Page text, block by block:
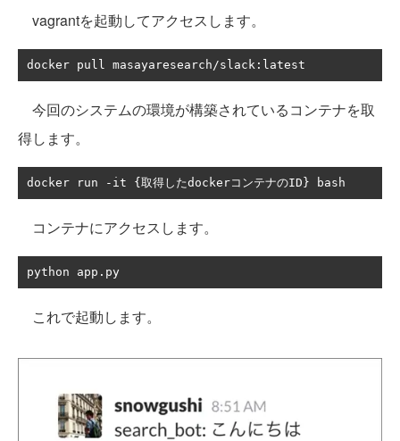
vagrantを起動してアクセスします。
docker pull masayaresearch/slack : latest
今回のシステムの環境が構築されているコンテナを取
得します。
docker run - it {取得したdockerコンテナのID } bash
コンテナにアクセスします。
python app . py
これで起動します。